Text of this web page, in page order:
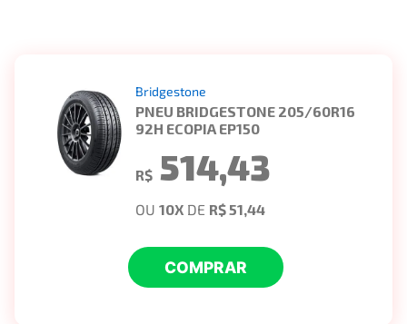
Bridgestone
PNEU BRIDGESTONE 205/60R16
92H ECOPIA EP150
R$ 514,43
OU 10X DE R$ 51,44
COMPRAR